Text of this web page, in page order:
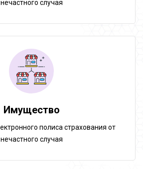
нечастного случая
Имущество
полиса страхования от
нечастного случая